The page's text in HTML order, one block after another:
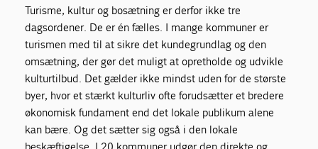
Turisme, kultur og bosætning er derfor ikke tre
dagsordener. De er én fælles. I mange kommuner er
turismen med til at sikre det kundegrundlag og den
omsætning, der gør det muligt at opretholde og udvikle
kulturtilbud. Det gælder ikke mindst uden for de største
byer, hvor et stærkt kulturliv ofte forudsætter et bredere
økonomisk fundament end det lokale publikum alene
kan bære. Og det sætter sig også i den lokale